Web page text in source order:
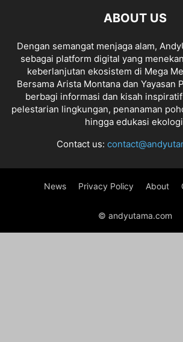
ABOUT US
Dengan semangat menjaga alam,
sebagai platform digital yang
keberlanjutan ekosistem di Mega
Bersama Arista Montana dan Yayasan
berbagi informasi dan kisah
pelestarian lingkungan, penanaman
hingga edukasi
Contact us:
News Privacy Policy About
© andyutama.com